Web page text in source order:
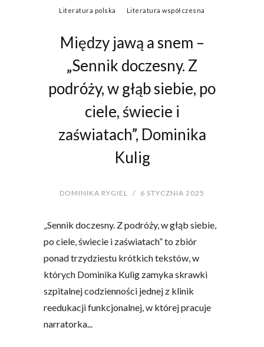
Literatura polska Literatura współczesna
Między jawą a snem –
„Sennik doczesny. Z
podróży, w głąb siebie, po
ciele, świecie i
zaświatach”, Dominika
Kulig
DOMINIKA RYGIEL / 6 STYCZNIA 2025
„Sennik doczesny. Z podróży, w głąb siebie,
po ciele, świecie i zaświatach” to zbiór
ponad trzydziestu krótkich tekstów, w
których Dominika Kulig zamyka skrawki
szpitalnej codzienności jednej z klinik
reedukacji funkcjonalnej, w której pracuje
narratorka...